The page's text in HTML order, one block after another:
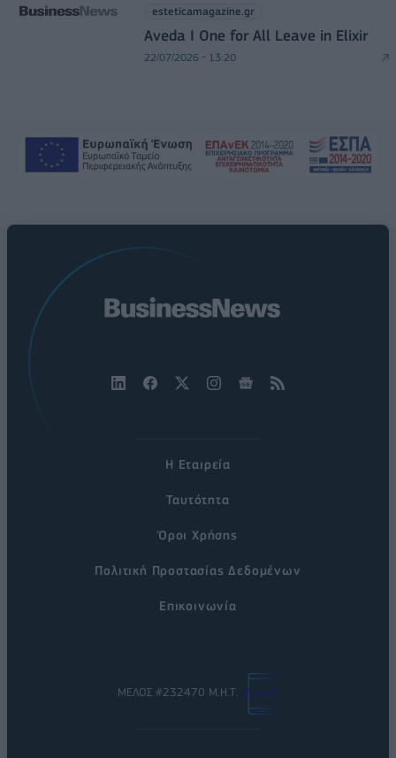
esteticamagazine.gr
Aveda I One for All Leave in Elixir
22/07/2026 - 13:20
Η Εταιρεία
Ταυτότητα
Όροι Χρήσης
Πολιτική Προστασίας Δεδομένων
Επικοινωνία
ΜΕΛΟΣ #232470 Μ.Η.Τ.